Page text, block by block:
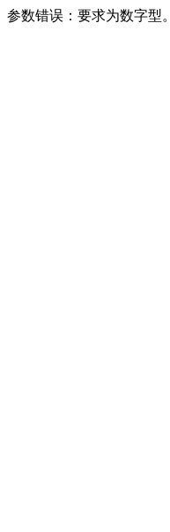
参数错误：要求为数字型。